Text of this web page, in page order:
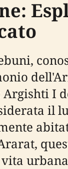
Argishti I
il
vita